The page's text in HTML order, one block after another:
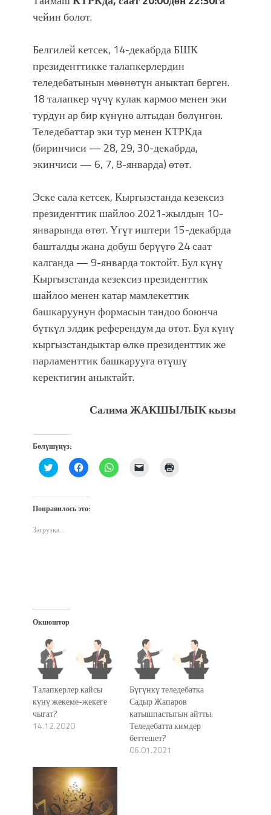
болмок”
чейин болот.
Белгилей кетсек, 14-декабрда БШК
президенттикке талапкерлердин
теледебатынын мөөнөтүн аныктап берген.
18 талапкер чүчү кулак кармоо менен эки
турдун ар бир күнүнө алтыдан бөлүнгөн.
Теледебаттар эки тур менен КТРКда
(биринчиси — 28, 29, 30-декабрда,
экинчиси — 6, 7, 8-январда) өтөт.
Эске сала кетсек, Кыргызстанда кезексиз
президенттик шайлоо 2021-жылдын 10-
январында өтөт. Үгүт иштери 15-декабрда
башталды жана добуш берүүгө 24 саат
калганда — 9-январда токтойт. Бул күнү
Кыргызстанда кезексиз президенттик
шайлоо менен катар мамлекеттик
башкаруунун формасын тандоо боюнча
бүткүл элдик референдум да өтөт. Бул күнү
кыргызстандыктар өлкө президенттик же
парламенттик башкарууга өтүшү
керектигин аныктайт.
Салима ЖАКШЫЛЫК кызы
Бөлүшүңүз:
Нажмите,
чтобы
Twitter
(Открывается
в
окне)
Нажмите,
чтобы
Facebook
(Открывается
в
Нажмите,
чтобы
Послать
ссылку
Понравилось это:
Загрузка...
Окшоштор
Талапкерлер кайсы
күнү жекеме-жекеге
чыгат?
14.12.2020
Бүгүнкү теледебатка
Садыр Жапаров
катышпастыгын айтты.
Теледебатта кимдер
беттешет?
06.01.2021